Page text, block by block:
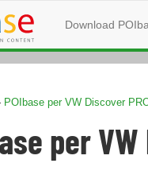
Download
POIbase per VW Discover
per